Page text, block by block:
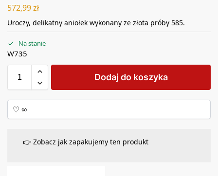
572,99zł
Uroczy, delikatny aniołek wykonany ze złota próby 585.
Na stanie
W735
Dodaj do koszyka
👉 Zobacz jak zapakujemy ten produkt